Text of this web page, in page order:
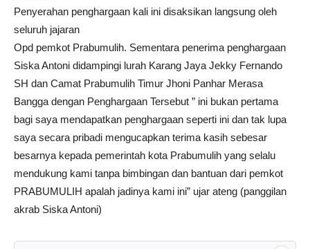
Penyerahan penghargaan kali ini disaksikan langsung oleh
seluruh jajaran
Opd pemkot Prabumulih. Sementara penerima penghargaan
Siska Antoni didampingi lurah Karang Jaya Jekky Fernando
SH dan Camat Prabumulih Timur Jhoni Panhar Merasa
Bangga dengan Penghargaan Tersebut ” ini bukan pertama
bagi saya mendapatkan penghargaan seperti ini dan tak lupa
saya secara pribadi mengucapkan terima kasih sebesar
besarnya kepada pemerintah kota Prabumulih yang selalu
mendukung kami tanpa bimbingan dan bantuan dari pemkot
PRABUMULIH apalah jadinya kami ini” ujar ateng (panggilan
akrab Siska Antoni)